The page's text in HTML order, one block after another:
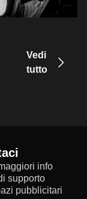
Vedi
tutto
info
supporto
pubblicitari